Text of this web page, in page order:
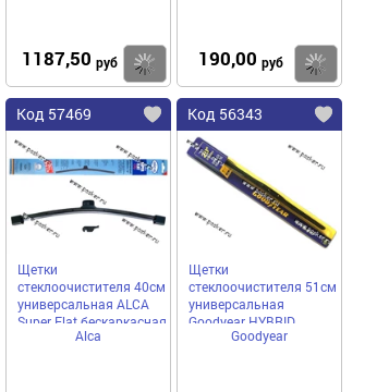
1187,50 руб Купить
190,00 руб
Код 57469
Щетки
стеклоочистителя 40см
универсальная ALCA
Super Flat бескаркасная
Alca
Код 56343
Щетки
стеклоочистителя 51см
универсальная
Goodyear HYBRID
гибриднаяGoodyear